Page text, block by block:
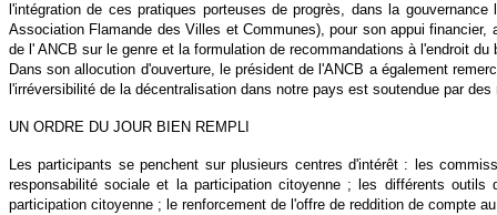
l'intégration de ces pratiques porteuses de progrès, dans la
Association Flamande des Villes et Communes), pour son appui
de l' ANCB sur le genre et la formulation de recommandations à l'endroit du
Dans son allocution d'ouverture, le président de l'ANCB a également
l'irréversibilité de la décentralisation dans notre pays est soutendue par
UN ORDRE DU JOUR BIEN REMPLI
Les participants se penchent sur plusieurs centres d'intérêt : les
responsabilité sociale et la participation citoyenne ; les différents
participation citoyenne ; le renforcement de l'offre de reddition de compte